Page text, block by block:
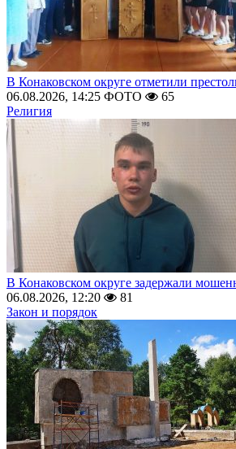
В Конаковском округе отметили
06.08.2026, 14:25 ФОТО
65
Религия
В Конаковском округе задержали
06.08.2026, 12:20
81
Закон и порядок